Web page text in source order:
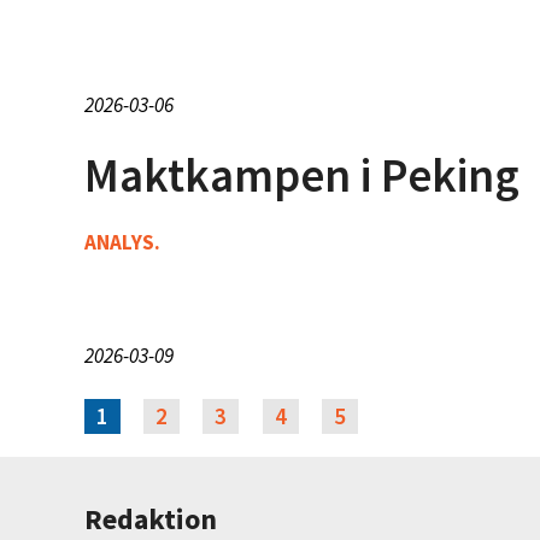
2026-03-06
Maktkampen i Peking
ANALYS.
2026-03-09
1 2 3 4 5
Redaktion